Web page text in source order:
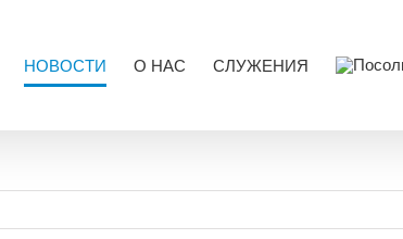
НОВОСТИ О НАС СЛУЖЕНИЯ